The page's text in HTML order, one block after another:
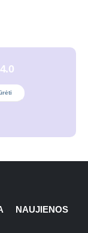
NAUJIENOS